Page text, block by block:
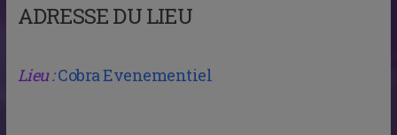
ADRESSE DU LIEU
Lieu :Cobra Evenementiel